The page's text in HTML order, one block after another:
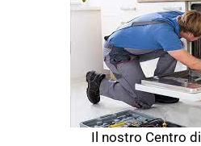
Il nostro Centro